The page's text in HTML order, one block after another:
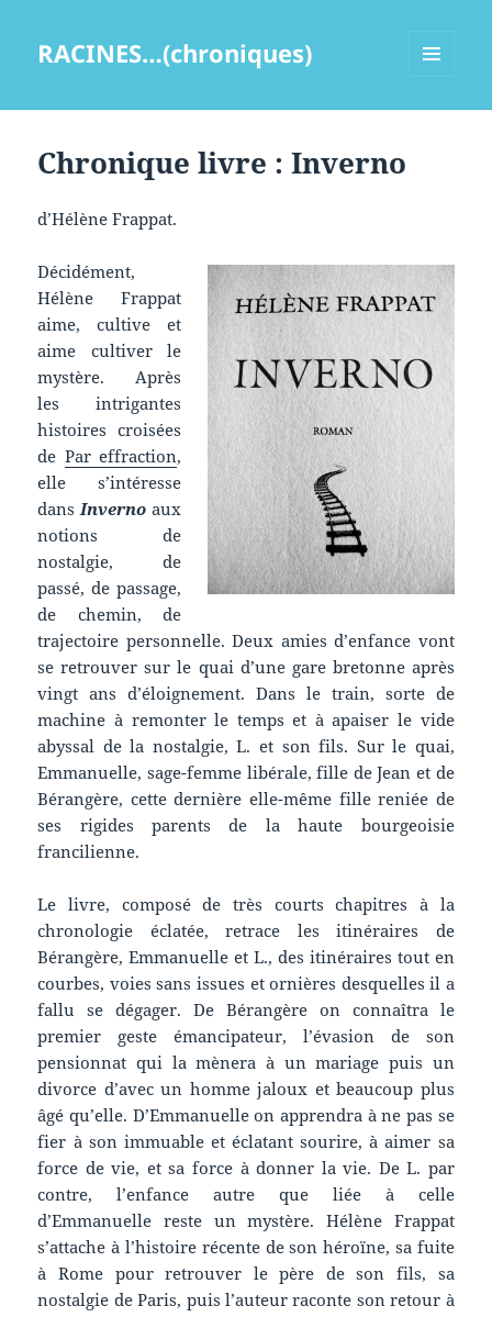
RACINES…(chroniques)
Chronique livre : Inverno
d’Hélène Frappat.
Décidément,
Hélène Frappat
aime, cultive et
aime cultiver le
mystère. Après
les intrigantes
histoires croisées
de Par effraction,
elle s’intéresse
dansInverno aux
notions de
nostalgie, de
passé, de passage,
de chemin, de
trajectoire personnelle. Deux amies d’enfance vont
se retrouver sur le quai d’une gare bretonne après
vingt ans d’éloignement. Dans le train, sorte de
machine à remonter le temps et à apaiser le vide
abyssal de la nostalgie, L. et son fils. Sur le quai,
Emmanuelle, sage-femme libérale, fille de Jean et de
Bérangère, cette dernière elle-même fille reniée de
ses rigides parents de la haute bourgeoisie
francilienne.
Le livre, composé de très courts chapitres à la
chronologie éclatée, retrace les itinéraires de
Bérangère, Emmanuelle et L., des itinéraires tout en
courbes, voies sans issues et ornières desquelles il a
fallu se dégager. De Bérangère on connaîtra le
premier geste émancipateur, l’évasion de son
pensionnat qui la mènera à un mariage puis un
divorce d’avec un homme jaloux et beaucoup plus
âgé qu’elle. D’Emmanuelle on apprendra à ne pas se
fier à son immuable et éclatant sourire, à aimer sa
force de vie, et sa force à donner la vie. De L. par
contre, l’enfance autre que liée à celle
d’Emmanuelle reste un mystère. Hélène Frappat
s’attache à l’histoire récente de son héroïne, sa fuite
à Rome pour retrouver le père de son fils, sa
nostalgie de Paris, puis l’auteur raconte son retour à